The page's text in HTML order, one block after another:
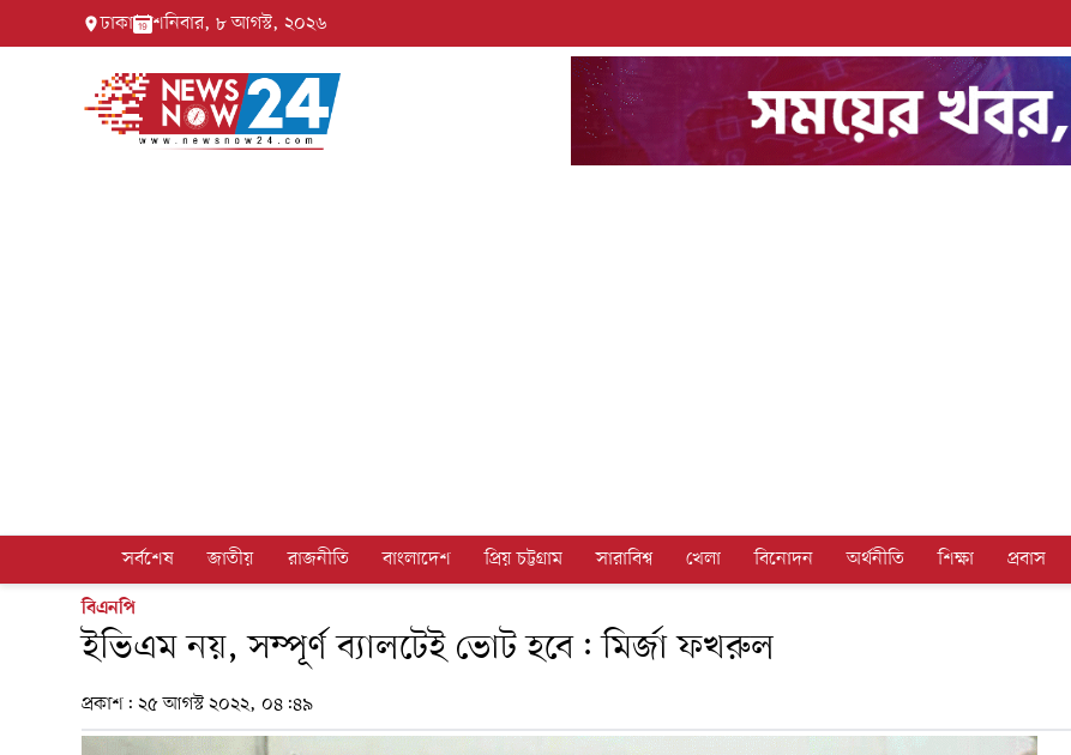
ঢাকা শনিবার, ৮ আগস্ট, ২০২৬
সর্বশেষ জাতীয় রাজনীতি বাংলাদেশ প্রিয় চট্টগ্রাম সারাবিশ্ব খেলা বিনোদন অর্থনীতি শিক্ষা প্রবাস
বিএনপি
ইভিএম নয়, সম্পূর্ণ ব্যালটেই ভোট হবে: মির্জা ফখরুল
প্রকাশ: ২৫ আগস্ট ২০২২, ০৪:৪৯